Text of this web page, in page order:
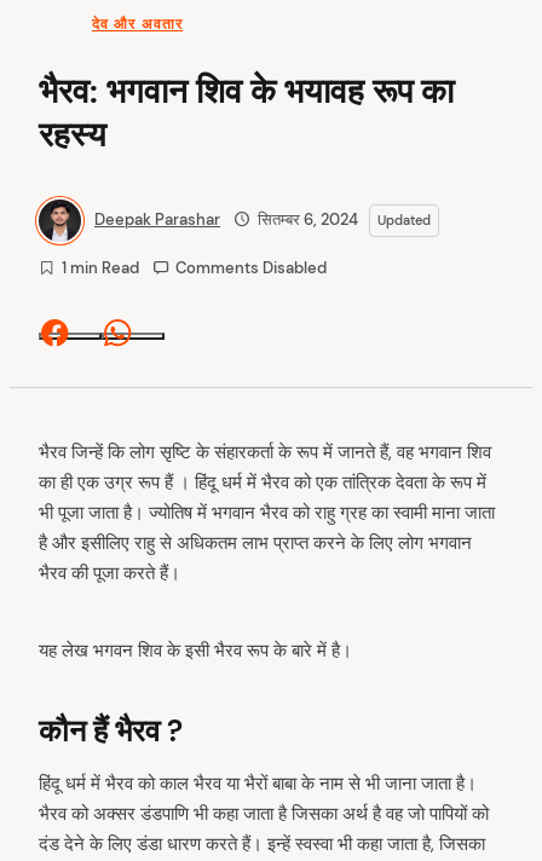
देव और अवतार
भैरव: भगवान शिव के भयावह रूप का
रहस्य
Deepak Parashar सितम्बर 6, 2024 Updated
1 min Read Comments Disabled
Facebook
भैरव जिन्हें कि लोग सृष्टि के संहारकर्ता के रूप में जानते हैं, वह भगवान शिव
का ही एक उग्र रूप हैं । हिंदू धर्म में भैरव को एक तांत्रिक देवता के रूप में
भी पूजा जाता है। ज्योतिष में भगवान भैरव को राहु ग्रह का स्वामी माना जाता
है और इसीलिए राहु से अधिकतम लाभ प्राप्त करने के लिए लोग भगवान
भैरव की पूजा करते हैं।
यह लेख भगवन शिव के इसी भैरव रूप के बारे में है।
कौन हैं भैरव ?
हिंदू धर्म में भैरव को काल भैरव या भैरों बाबा के नाम से भी जाना जाता है।
भैरव को अक्सर डंडपाणि भी कहा जाता है जिसका अर्थ है वह जो पापियों को
दंड देने के लिए डंडा धारण करते हैं। इन्हें स्वस्वा भी कहा जाता है, जिसका